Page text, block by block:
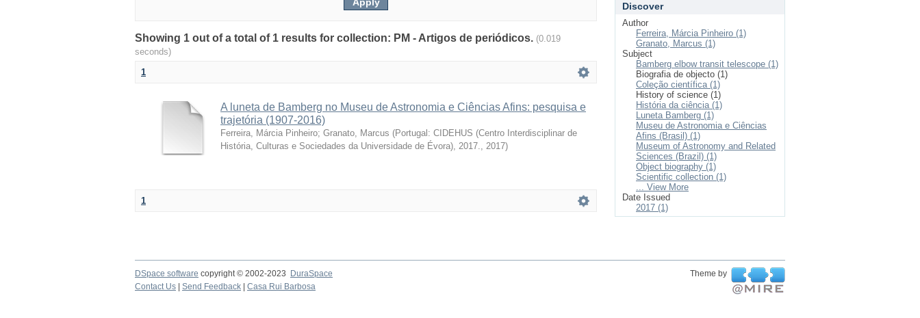
Showing 1 out of a total of 1 results for collection: PM - Artigos de periódicos. (0.019
seconds)
1
A luneta de Bamberg no Museu de Astronomia e Ciências Afins: pesquisa e
trajetória (1907-2016)
Ferreira, Márcia Pinheiro; Granato, Marcus (Portugal: CIDEHUS (Centro Interdisciplinar de
História, Culturas e Sociedades da Universidade de Évora), 2017., 2017)
1
Discover
Author
Ferreira, Márcia Pinheiro (1)
Granato, Marcus (1)
Subject
Bamberg elbow transit telescope (1)
Biografia de objecto (1)
Coleção científica (1)
History of science (1)
História da ciência (1)
Luneta Bamberg (1)
Museu de Astronomia e Ciências
Afins (Brasil) (1)
Museum of Astronomy and Related
Sciences (Brazil) (1)
Object biography (1)
Scientific collection (1)
... View More
Date Issued
2017 (1)
DSpace software copyright © 2002-2023 DuraSpace
Theme by
Contact Us
Send Feedback Casa Rui Barbosa